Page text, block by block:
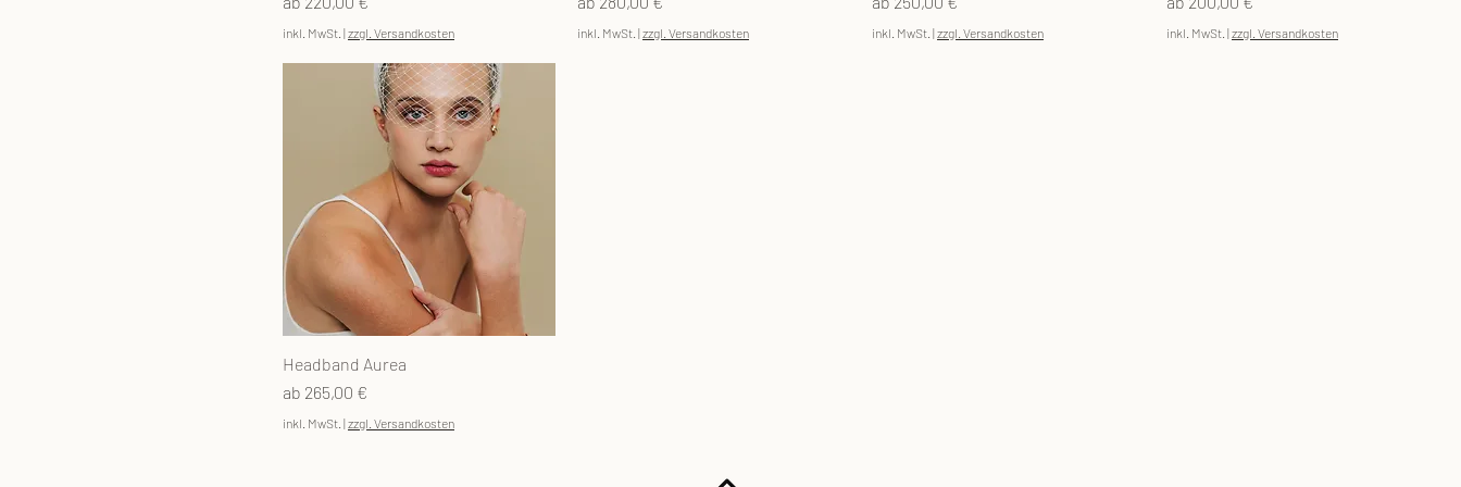
inkl. MwSt. |zzgl. Versandkosten inkl. MwSt. |zzgl. Versandkosten inkl. MwSt. |zzgl. Versandkosten inkl. MwSt. |zzgl. Versandkosten
Headband Aurea
ab 265,00 €
Sale-Preis
inkl. MwSt. |zzgl. Versandkosten